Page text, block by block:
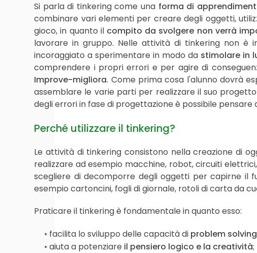
Si parla di tinkering come una forma di
combinare vari elementi per creare degli oggetti,
gioco, in quanto ilcompito da svolgere non verrà
lavorare in gruppo. Nelle attività di tinkering non è
incoraggiato a sperimentare in modo da stimolare in
comprendere i propri errori e per agire di
Improve-migliora. Come prima cosa l'alunno dovrà
assemblare le varie parti per realizzare il suo
degli errori in fase di progettazione è possibile pensare
Perché utilizzare il tinkering?
Le attività di tinkering consistono nella creazione di
realizzare ad esempio macchine, robot, circuiti
scegliere di decomporre degli oggetti per capirne il
esempio cartoncini, fogli di giornale, rotoli di carta da
Praticare il tinkering è fondamentale in quanto esso:
facilita lo sviluppo delle capacità di problem solving
aiuta a potenziare il pensiero logico e la creatività;